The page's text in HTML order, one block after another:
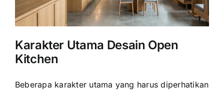
Karakter Utama Desain Open
Kitchen
Beberapa karakter utama yang harus diperhatikan